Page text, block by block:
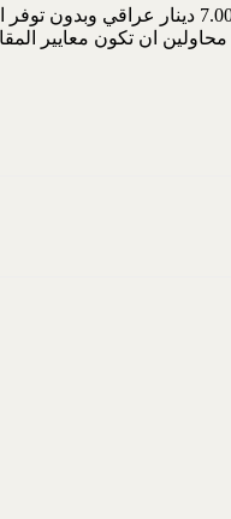
وسنلقي نظرة هنا على الشركة العراقية للسجاد والمفروشات التي بدأ السوق